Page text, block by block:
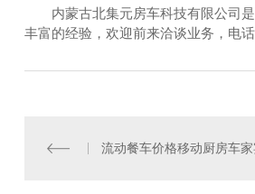
内蒙古北集元房车科技有限公司
丰富的经验，欢迎前来洽谈业务，电